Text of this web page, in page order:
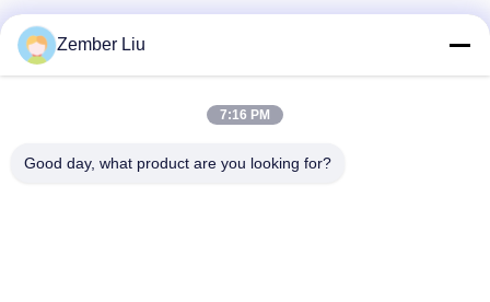
Zember Liu
7:16 PM
Good day, what product are you looking for?